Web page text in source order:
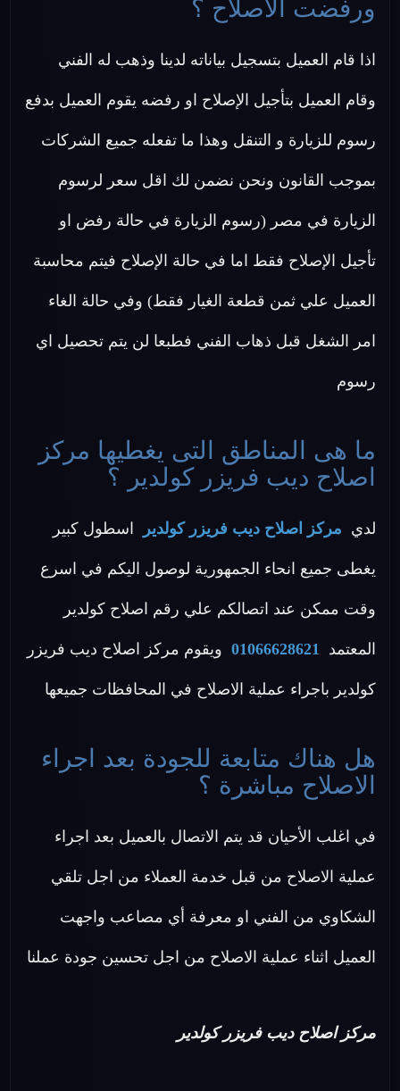
ورفضت الاصلاح ؟
اذا قام العميل بتسجيل بياناته لدينا وذهب له الفني
وقام العميل بتأجيل الإصلاح او رفضه يقوم العميل بدفع
رسوم للزيارة و التنقل وهذا ما تفعله جميع الشركات
بموجب القانون ونحن نضمن لك اقل سعر لرسوم
الزيارة في مصر (رسوم الزيارة في حالة رفض او
تأجيل الإصلاح فقط اما في حالة الإصلاح فيتم محاسبة
العميل علي ثمن قطعة الغيار فقط) وفي حالة الغاء
امر الشغل قبل ذهاب الفني فطبعا لن يتم تحصيل اي
رسوم
ما هى المناطق التى يغطيها مركز
اصلاح ديب فريزر كولدير ؟
لدي مركز اصلاح ديب فريزر كولدير اسطول كبير
يغطى جميع انحاء الجمهورية لوصول اليكم في اسرع
وقت ممكن عند اتصالكم علي رقم اصلاح كولدير
المعتمد 01066628621 ويقوم مركز اصلاح ديب فريزر
كولدير باجراء عملية الاصلاح في المحافظات جميعها
هل هناك متابعة للجودة بعد اجراء
الاصلاح مباشرة ؟
في اغلب الأحيان قد يتم الاتصال بالعميل بعد اجراء
عملية الاصلاح من قبل خدمة العملاء من اجل تلقي
الشكاوي من الفني او معرفة أي مصاعب واجهت
العميل اثناء عملية الاصلاح من اجل تحسين جودة عملنا
مركز اصلاح ديب فريزر كولدير